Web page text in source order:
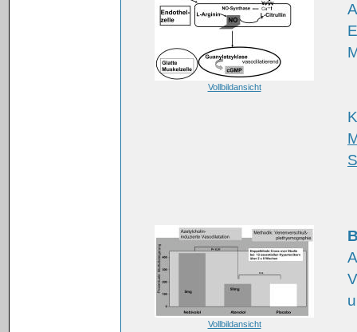
Vollbildansicht
Vollbildansicht